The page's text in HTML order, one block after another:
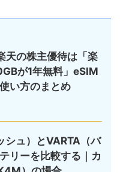
天の株主優待は「楽
が1年無料」eSIM
い方のまとめ
シュ）とVARTA（バ
リーを比較する｜カ